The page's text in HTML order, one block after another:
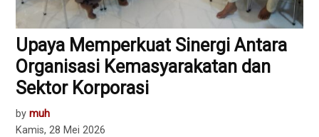
Upaya Memperkuat Sinergi Antara
Organisasi Kemasyarakatan dan
Sektor Korporasi
by muh
Kamis, 28 Mei 2026